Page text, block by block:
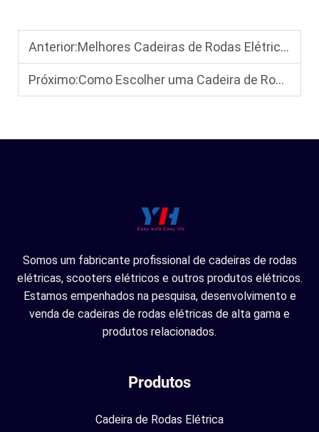
Anterior:Melhores Cadeiras de Rodas Elétricas para Viagens Aéreas: Design Compacto 2026
Próximo:Como Escolher uma Cadeira de Rodas Elétrica para Viagem: Características Essenciais para Viajantes com Necessidades de Mobilidade
Somos um fabricante profissional de cadeiras de rodas
elétricas, scooters elétricos e outros produtos elétricos.
Estamos empenhados na pesquisa, desenvolvimento e
venda de cadeiras de rodas elétricas de alta gama e
produtos relacionados.
Produtos
Cadeira de Rodas Elétrica